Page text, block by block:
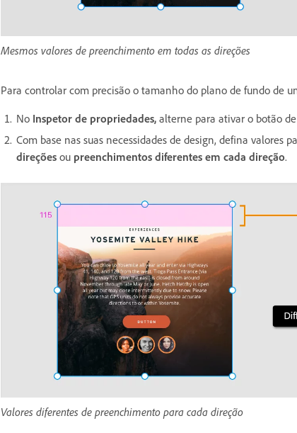
Mesmos valores de preenchimento em todas as direções
Para controlar com precisão o tamanho do plano de fundo de
No Inspetor de propriedades, alterne para ativar o botão
Com base nas suas necessidades de design, defina valores
direções ou preenchimentos diferentes em cada direção.
Valores diferentes de preenchimento para cada direção